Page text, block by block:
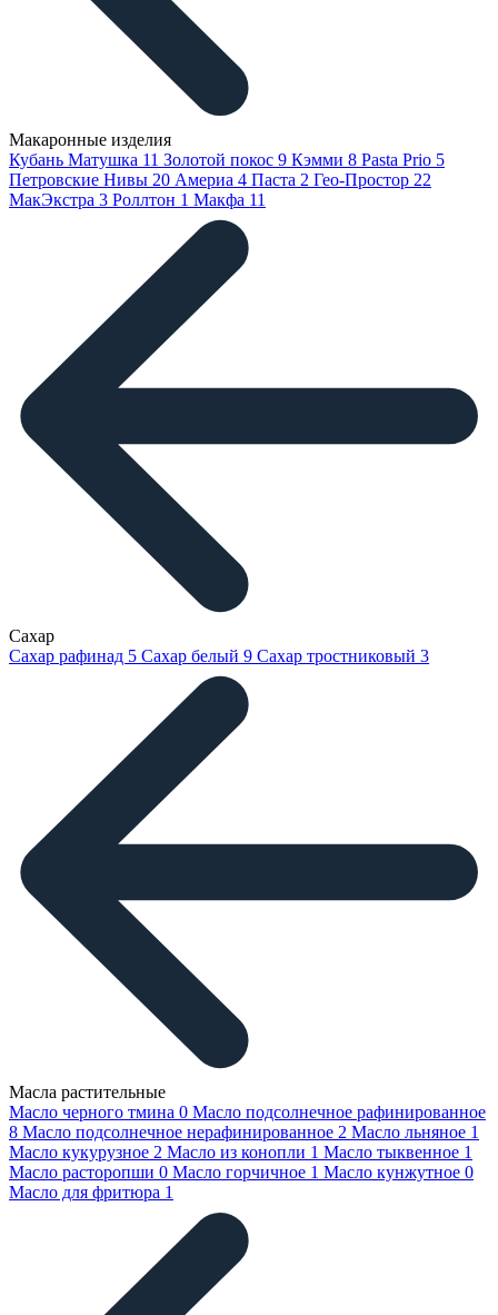
Макаронные изделия
Кубань Матушка 11 Золотой покос 9 Кэмми 8 Pasta Prio 5
Петровские Нивы 20 Америа 4 Паста 2 Гео-Простор 22
МакЭкстра 3 Роллтон 1 Макфа 11
Сахар
Сахар рафинад 5 Сахар белый 9 Сахар тростниковый 3
Масла растительные
Масло черного тмина 0 Масло подсолнечное рафинированное
8 Масло подсолнечное нерафинированное 2 Масло льняное 1
Масло кукурузное 2 Масло из конопли 1 Масло тыквенное 1
Масло расторопши 0 Масло горчичное 1 Масло кунжутное 0
Масло для фритюра 1